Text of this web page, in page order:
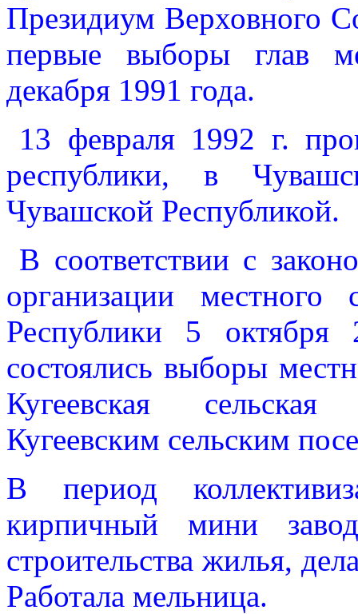
Президиум Верховного
первые выборы глав
декабря 1991 года.
13 февраля 1992 г.
республики, в
Чувашской Республикой.
В соответствии с
организации местного
Республики 5
состоялись выборы
Кугеевская сельская
Кугеевским сельским
В период
кирпичный мини
строительства жилья,
Работала мельница.